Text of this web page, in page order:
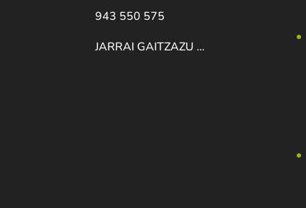
943 550 575
JARRAI GAITZAZU …